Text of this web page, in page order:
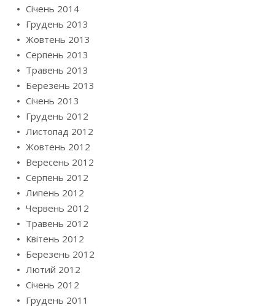
Січень 2014
Грудень 2013
Жовтень 2013
Серпень 2013
Травень 2013
Березень 2013
Січень 2013
Грудень 2012
Листопад 2012
Жовтень 2012
Вересень 2012
Серпень 2012
Липень 2012
Червень 2012
Травень 2012
Квітень 2012
Березень 2012
Лютий 2012
Січень 2012
Грудень 2011